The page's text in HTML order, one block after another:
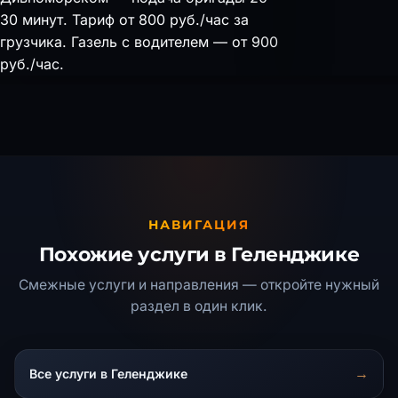
30 минут. Тариф от 800 руб./час за
грузчика. Газель с водителем — от 900
руб./час.
НАВИГАЦИЯ
Похожие услуги в Геленджике
Смежные услуги и направления — откройте нужный
раздел в один клик.
Все услуги в Геленджике
Оформление заказа
Ваше имя